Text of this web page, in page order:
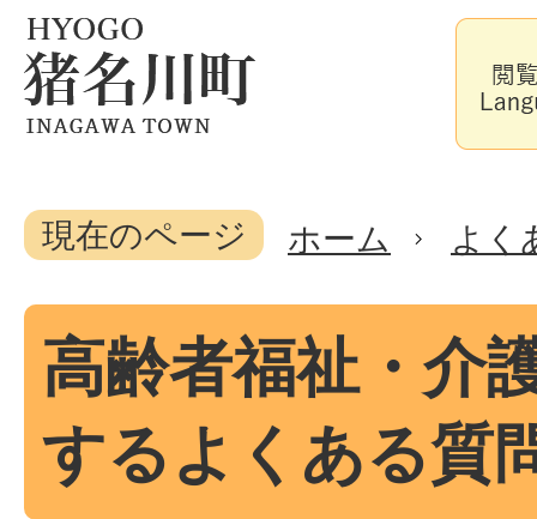
現在のページ ホーム よく
高齢者福祉・介
するよくある質